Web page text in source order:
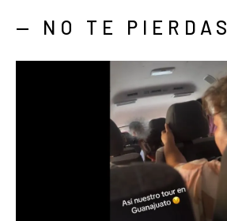
— NO TE PIERDAS